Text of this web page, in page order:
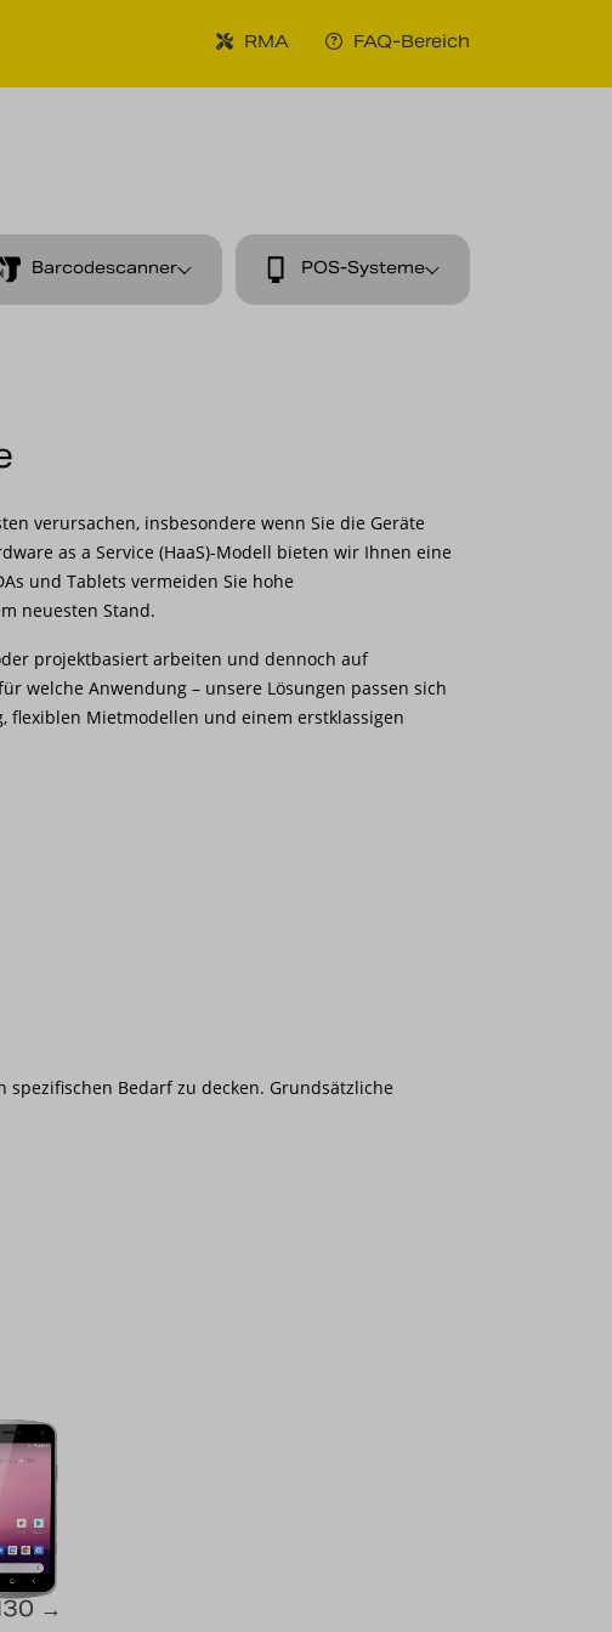
RMA FAQ-Bereich
Barcodescanner POS-Systeme
verursachen, insbesondere wenn Sie die Geräte
as a Service (HaaS)-Modell bieten wir Ihnen eine
und Tablets vermeiden Sie hohe
neuesten Stand.
projektbasiert arbeiten und dennoch auf
welche Anwendung – unsere Lösungen passen sich
flexiblen Mietmodellen und einem erstklassigen
Bedarf zu decken. Grundsätzliche
→